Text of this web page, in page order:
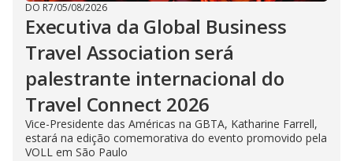
DO R7/05/08/2026
Executiva da Global Business
Travel Association será
palestrante internacional do
Travel Connect 2026
Vice-Presidente das Américas na GBTA, Katharine Farrell,
estará na edição comemorativa do evento promovido pela
VOLL em São Paulo